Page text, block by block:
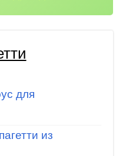
для
из